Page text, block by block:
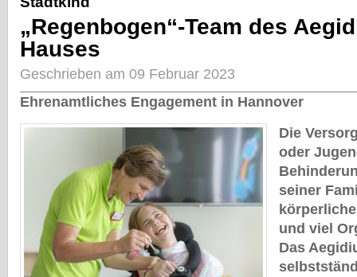
„Regenbogen“-Team des
Hauses
Geschrieben am 09 Februar 2023
Ehrenamtliches Engagement in Hannover
Die
oder
seiner
und viel
Das